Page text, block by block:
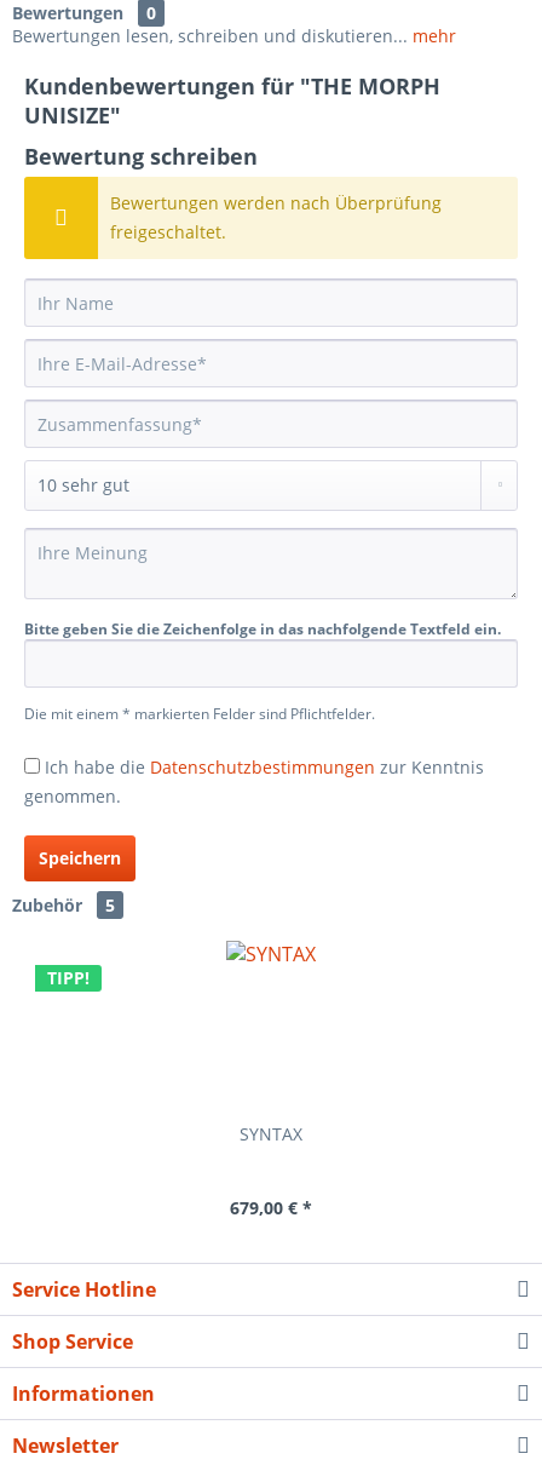
Bewertungen
0
Bewertungen lesen, schreiben und diskutieren... mehr
Kundenbewertungen für "THE MORPH
UNISIZE"
Bewertung schreiben
Bewertungen werden nach Überprüfung
freigeschaltet.
Bitte geben Sie die Zeichenfolge in das nachfolgende Textfeld ein.
Die mit einem * markierten Felder sind Pflichtfelder.
Ich habe die Datenschutzbestimmungen zur Kenntnis
genommen.
Speichern
Zubehör 5
TIPP!
SYNTAX
679,00 € *
Service Hotline
Shop Service
Informationen
Newsletter